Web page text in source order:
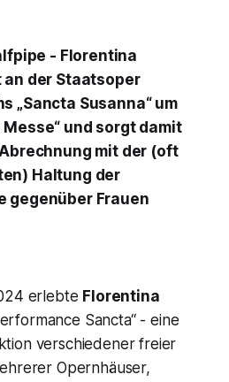
- Florentina
der Staatsoper
„Sancta Susanna“ um
und sorgt damit
mit der (oft
Haltung der
gegenüber Frauen
erlebte Florentina
Sancta“ - eine
verschiedener freier
Opernhäuser,